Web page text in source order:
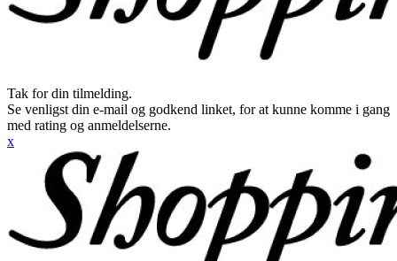
Tak for din tilmelding.
Se venligst din e-mail og godkend linket, for at kunne komme i gang
med rating og anmeldelserne.
x